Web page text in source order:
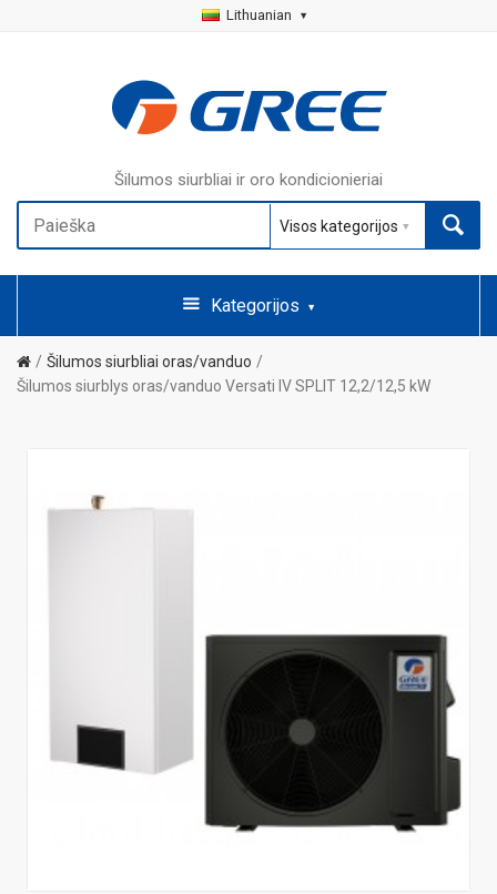
Lithuanian
Šilumos siurbliai ir oro kondicionieriai
Kategorijos
Šilumos siurbliai oras/vanduo
Šilumos siurblys oras/vanduo Versati IV SPLIT 12,2/12,5 kW